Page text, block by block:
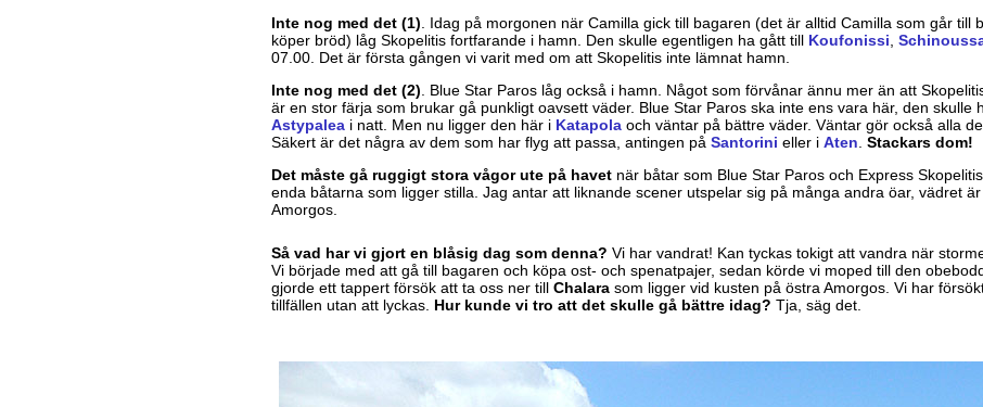
Inte nog med det (1) . Idag på morgonen när Camilla gick till bagaren (det är alltid Camilla som går till
köper bröd) låg Skopelitis fortfarande i hamn. Den skulle egentligen ha gått till Koufonissi
07.00. Det är första gången vi varit med om att Skopelitis inte lämnat hamn.
Inte nog med det (2) . Blue Star Paros låg också i hamn. Något som förvånar ännu mer än att
är en stor färja som brukar gå punkligt oavsett väder. Blue Star Paros ska inte ens vara här, den skulle
Astypalea i natt. Men nu ligger den här i Katapola och väntar på bättre väder. Väntar gör också alla
Säkert är det några av dem som har flyg att passa, antingen på Santorini eller i Aten Stackars dom!
Det måste gå ruggigt stora vågor ute på havet när båtar som Blue Star Paros och Express
enda båtarna som ligger stilla. Jag antar att liknande scener utspelar sig på många andra öar, vädret
Amorgos.
Så vad har vi gjort en blåsig dag som denna? Vi har vandrat! Kan tyckas tokigt att vandra när
Vi började med att gå till bagaren och köpa ost- och spenatpajer, sedan körde vi moped till den
gjorde ett tappert försök att ta oss ner till Chalara som ligger vid kusten på östra Amorgos. Vi har
tillfällen utan att lyckas. Hur kunde vi tro att det skulle gå bättre idag? Tja, säg det.